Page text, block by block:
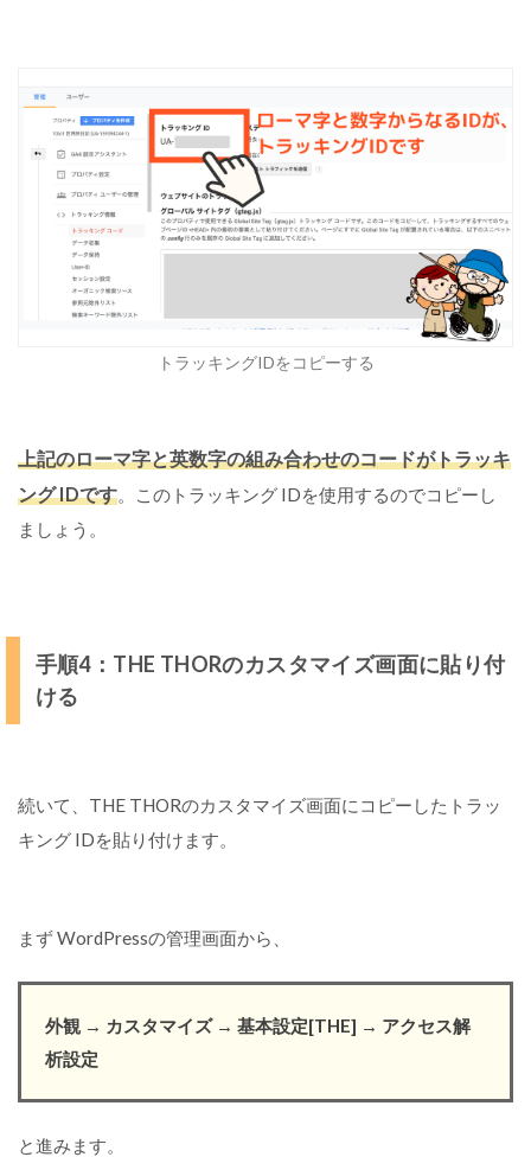
トラッキングIDをコピーする
上記のローマ字と英数字の組み合わせのコードがトラッキ
ング IDです 。このトラッキング IDを使用するのでコピーし
ましょう。
手順4：THE THORのカスタマイズ画面に貼り付
ける
続いて、THE THORのカスタマイズ画面にコピーしたトラッ
キング IDを貼り付けます。
まず WordPressの管理画面から、
外観 → カスタマイズ → 基本設定[THE] → アクセス解
析設定
と進みます。